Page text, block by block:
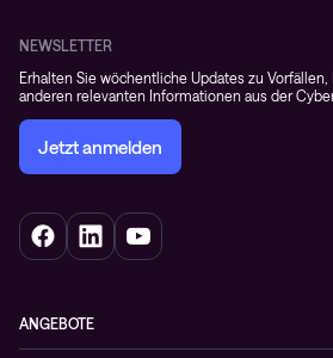
NEWSLETTER
Erhalten Sie wöchentliche Updates zu
anderen relevanten Informationen aus der
Jetzt anmelden
ANGEBOTE